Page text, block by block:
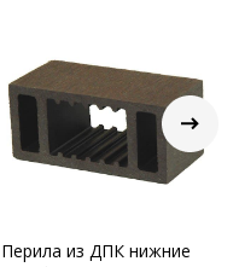
Перила из ДПК нижние